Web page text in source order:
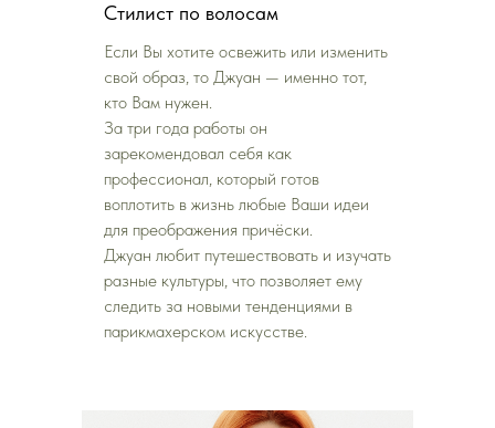
Стилист по волосам
Если Вы хотите освежить или изменить
свой образ, то Джуан — именно тот,
кто Вам нужен.
За три года работы он
зарекомендовал себя как
профессионал, который готов
воплотить в жизнь любые Ваши идеи
для преображения причёски.
Джуан любит путешествовать и изучать
разные культуры, что позволяет ему
следить за новыми тенденциями в
парикмахерском искусстве.